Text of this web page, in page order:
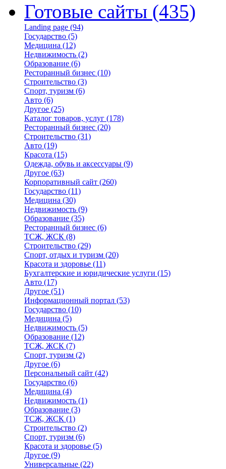
Готовые сайты (435)
Landing page (94)
Государство (5)
Медицина (12)
Недвижимость (2)
Образование (6)
Ресторанный бизнес (10)
Строительство (3)
Спорт, туризм (6)
Авто (6)
Другое (25)
Каталог товаров, услуг (178)
Ресторанный бизнес (20)
Строительство (31)
Авто (19)
Красота (15)
Одежда, обувь и аксессуары (9)
Другое (63)
Корпоративный сайт (260)
Государство (11)
Медицина (30)
Недвижимость (9)
Образование (35)
Ресторанный бизнес (6)
ТСЖ, ЖСК (8)
Строительство (29)
Спорт, отдых и туризм (20)
Красота и здоровье (11)
Бухгалтерские и юридические услуги (15)
Авто (17)
Другое (51)
Информационный портал (53)
Государство (10)
Медицина (5)
Недвижимость (5)
Образование (12)
ТСЖ, ЖСК (7)
Спорт, туризм (2)
Другое (6)
Персональный сайт (42)
Государство (6)
Медицина (4)
Недвижимость (1)
Образование (3)
ТСЖ, ЖСК (1)
Строительство (2)
Спорт, туризм (6)
Красота и здоровье (5)
Другое (9)
Универсальные (22)